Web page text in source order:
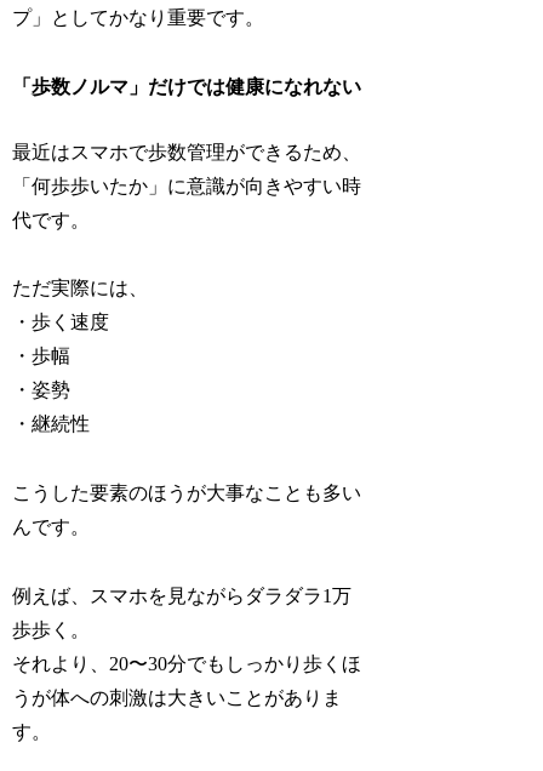
プ」としてかなり重要です。
「歩数ノルマ」だけでは健康になれない
最近はスマホで歩数管理ができるため、
「何歩歩いたか」に意識が向きやすい時
代です。
ただ実際には、
・歩く速度
・歩幅
・姿勢
・継続性
こうした要素のほうが大事なことも多い
んです。
例えば、スマホを見ながらダラダラ1万
歩歩く。
それより、20〜30分でもしっかり歩くほ
うが体への刺激は大きいことがありま
す。